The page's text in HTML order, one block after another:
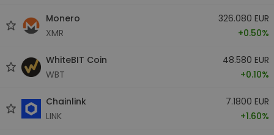
Monero
XMR
326.080 EUR
+0.50%
WhiteBIT Coin
WBT
48.580 EUR
+0.10%
Chainlink
LINK
7.1800 EUR
+1.60%